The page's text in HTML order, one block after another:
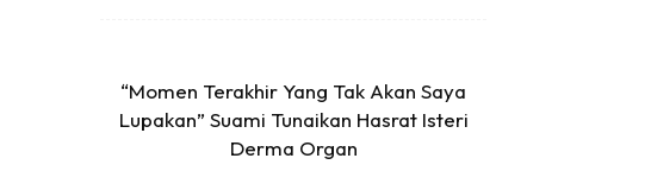
“Momen Terakhir Yang Tak Akan Saya
Lupakan” Suami Tunaikan Hasrat Isteri
Derma Organ